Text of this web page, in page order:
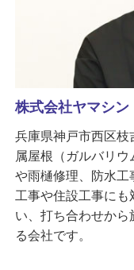
株式会社ヤマシ
兵庫県神戸市西区枝
属屋根（ガルバリ
や雨樋修理、防水工
工事や住設工事に
い、打ち合わせか
る会社です。